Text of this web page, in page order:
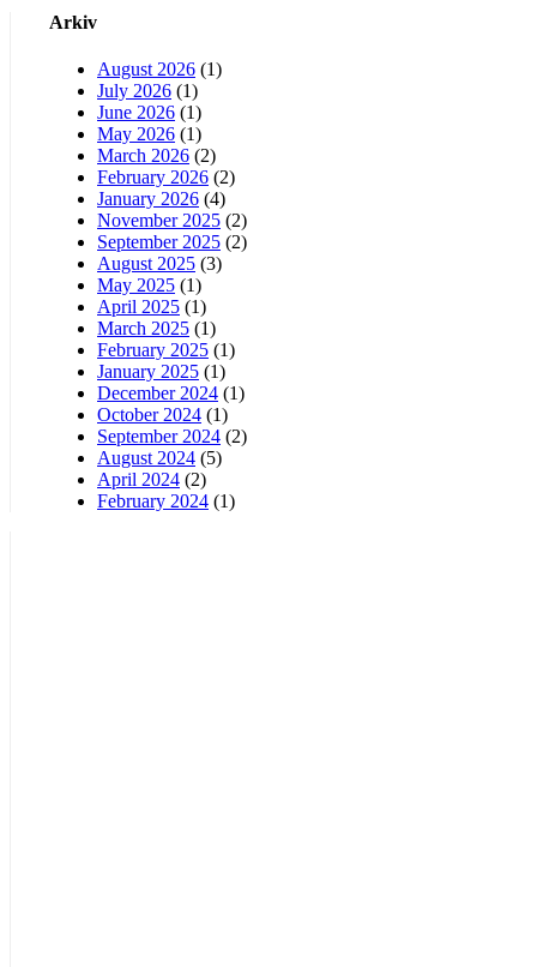
Arkiv
August 2026 (1)
July 2026 (1)
June 2026 (1)
May 2026 (1)
March 2026 (2)
February 2026 (2)
January 2026 (4)
November 2025 (2)
September 2025 (2)
August 2025 (3)
May 2025 (1)
April 2025 (1)
March 2025 (1)
February 2025 (1)
January 2025 (1)
December 2024 (1)
October 2024 (1)
September 2024 (2)
August 2024 (5)
April 2024 (2)
February 2024 (1)